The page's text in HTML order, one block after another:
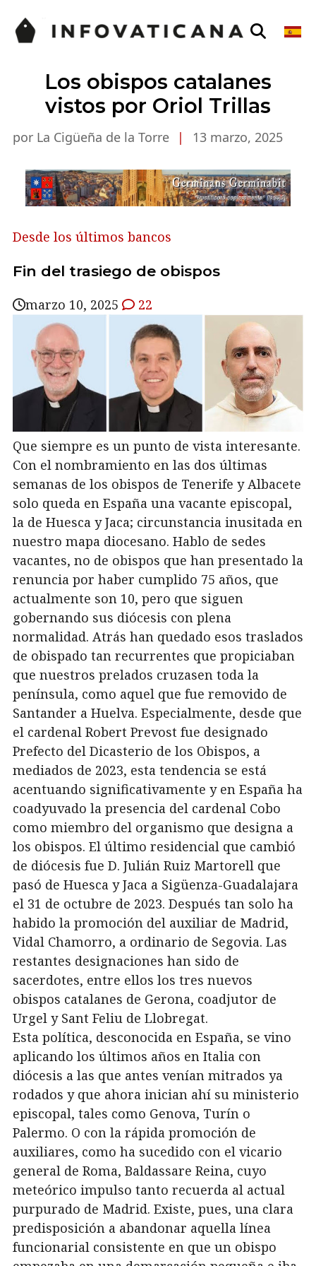
Los obispos catalanes
vistos por Oriol Trillas
por La Cigüeña de la Torre | 13 marzo, 2025
Desde los últimos bancos
Fin del trasiego de obispos
marzo 10, 2025 22
Que siempre es un punto de vista interesante.
Con el nombramiento en las dos últimas
semanas de los obispos de Tenerife y Albacete
solo queda en España una vacante episcopal,
la de Huesca y Jaca; circunstancia inusitada en
nuestro mapa diocesano. Hablo de sedes
vacantes, no de obispos que han presentado la
renuncia por haber cumplido 75 años, que
actualmente son 10, pero que siguen
gobernando sus diócesis con plena
normalidad. Atrás han quedado esos traslados
de obispado tan recurrentes que propiciaban
que nuestros prelados cruzasen toda la
península, como aquel que fue removido de
Santander a Huelva. Especialmente, desde que
el cardenal Robert Prevost fue designado
Prefecto del Dicasterio de los Obispos, a
mediados de 2023, esta tendencia se está
acentuando significativamente y en España ha
coadyuvado la presencia del cardenal Cobo
como miembro del organismo que designa a
los obispos. El último residencial que cambió
de diócesis fue D. Julián Ruiz Martorell que
pasó de Huesca y Jaca a Sigüenza-Guadalajara
el 31 de octubre de 2023. Después tan solo ha
habido la promoción del auxiliar de Madrid,
Vidal Chamorro, a ordinario de Segovia. Las
restantes designaciones han sido de
sacerdotes, entre ellos los tres nuevos
obispos catalanes de Gerona, coadjutor de
Urgel y Sant Feliu de Llobregat.
Esta política, desconocida en España, se vino
aplicando los últimos años en Italia con
diócesis a las que antes venían mitrados ya
rodados y que ahora inician ahí su ministerio
episcopal, tales como Genova, Turín o
Palermo. O con la rápida promoción de
auxiliares, como ha sucedido con el vicario
general de Roma, Baldassare Reina, cuyo
meteórico impulso tanto recuerda al actual
purpurado de Madrid. Existe, pues, una clara
predisposición a abandonar aquella línea
funcionarial consistente en que un obispo